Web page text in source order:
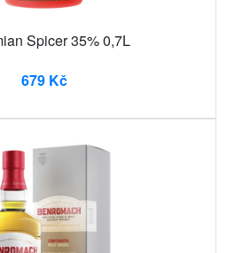
Spicer 35% 0,7L
679 Kč